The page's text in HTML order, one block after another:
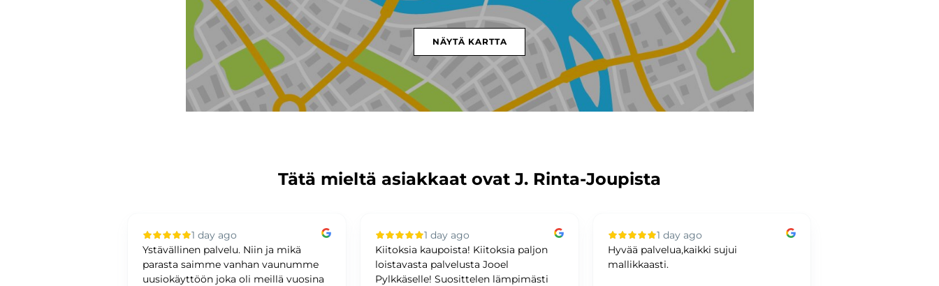
NÄYTÄ KARTTA
Tätä mieltä asiakkaat ovat J. Rinta-Joupista
1 day ago
Ystävällinen palvelu. Niin ja mikä
parasta saimme vanhan vaunumme
uusiokäyttöön joka oli meillä vuosina
1 day ago
Kiitoksia kaupoista! Kiitoksia paljon
loistavasta palvelusta Jooel
Pylkkäselle! Suosittelen lämpimästi
1 day ago
Hyvää palvelua,kaikki sujui
mallikkaasti.